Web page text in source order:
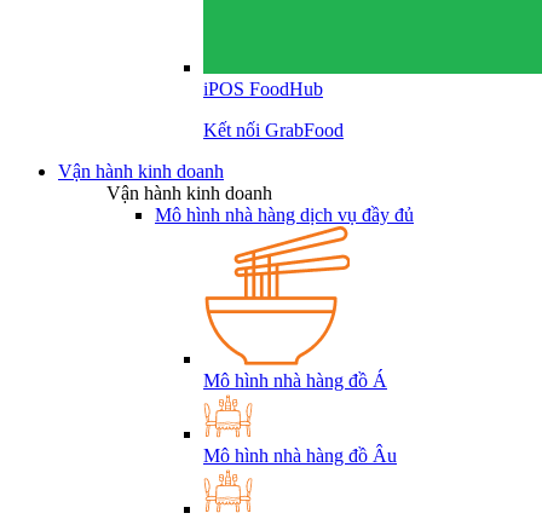
iPOS FoodHub
Kết nối GrabFood
Vận hành kinh doanh
Vận hành kinh doanh
Mô hình nhà hàng dịch vụ đầy đủ
Mô hình nhà hàng đồ Á
Mô hình nhà hàng đồ Âu